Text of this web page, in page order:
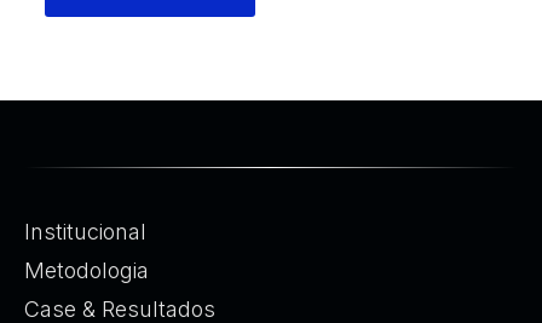
Institucional
Metodologia
Case & Resultados